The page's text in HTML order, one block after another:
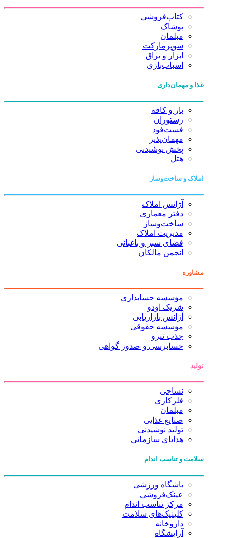
کتاب‌فروشی
پوشاک
مبلمان
سوپرمارکت
ابزار و یراق
اسباب‌بازی
غذا و مهمان‌داری
بار و کافه
رستوران
فست‌فود
مهمان‌پذیر
پخش نوشیدنی
هتل
املاک و ساخت‌وساز
آژانس املاک
دفتر معماری
ساخت‌وساز
مدیریت املاک
فضای سبز و باغبانی
انجمن مالکان
مشاوره
مؤسسه حسابداری
شریک اودو
آژانس بازاریابی
مؤسسه حقوقی
جذب نیرو
حسابرسی و صدور گواهی
تولید
نساجی
فلزکاری
مبلمان
صنایع غذایی
تولید نوشیدنی
هدایای سازمانی
سلامت و تناسب اندام
باشگاه ورزشی
عینک‌فروشی
مرکز تناسب اندام
کلینیک‌های سلامت
داروخانه
آرایشگاه